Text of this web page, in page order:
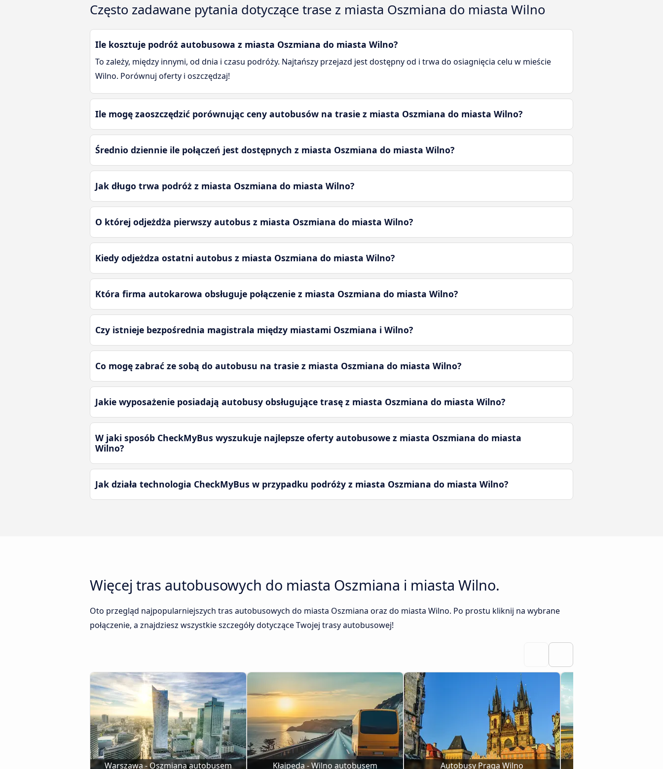
Często zadawane pytania dotyczące trase z miasta Oszmiana do miasta Wilno
Ile kosztuje podróż autobusowa z miasta Oszmiana do miasta Wilno?
To zależy, między innymi, od dnia i czasu podróży. Najtańszy przejazd jest dostępny od i trwa do osiagnięcia celu w mieście
Wilno. Porównuj oferty i oszczędzaj!
Ile mogę zaoszczędzić porównując ceny autobusów na trasie z miasta Oszmiana do miasta Wilno?
Średnio dziennie ile połączeń jest dostępnych z miasta Oszmiana do miasta Wilno?
Jak długo trwa podróż z miasta Oszmiana do miasta Wilno?
O której odjeżdża pierwszy autobus z miasta Oszmiana do miasta Wilno?
Kiedy odjeżdza ostatni autobus z miasta Oszmiana do miasta Wilno?
Która firma autokarowa obsługuje połączenie z miasta Oszmiana do miasta Wilno?
Czy istnieje bezpośrednia magistrala między miastami Oszmiana i Wilno?
Co mogę zabrać ze sobą do autobusu na trasie z miasta Oszmiana do miasta Wilno?
Jakie wyposażenie posiadają autobusy obsługujące trasę z miasta Oszmiana do miasta Wilno?
W jaki sposób CheckMyBus wyszukuje najlepsze oferty autobusowe z miasta Oszmiana do miasta
Wilno?
Jak działa technologia CheckMyBus w przypadku podróży z miasta Oszmiana do miasta Wilno?
Więcej tras autobusowych do miasta Oszmiana i miasta Wilno.
Oto przegląd najpopularniejszych tras autobusowych do miasta Oszmiana oraz do miasta Wilno. Po prostu kliknij na wybrane
połączenie, a znajdziesz wszystkie szczegóły dotyczące Twojej trasy autobusowej!
Warszawa - Oszmiana autobusem Kłajpeda - Wilno autobusem Autobusy Praga Wilno